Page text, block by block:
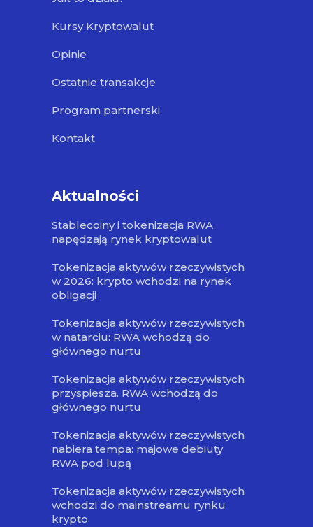
Kursy Kryptowalut
Opinie
Ostatnie transakcje
Program partnerski
Kontakt
Aktualności
Stablecoiny i tokenizacja RWA
napędzają rynek kryptowalut
Tokenizacja aktywów rzeczywistych
w 2026: krypto wchodzi na rynek
obligacji
Tokenizacja aktywów rzeczywistych
w natarciu: RWA wchodzą do
głównego nurtu
Tokenizacja aktywów rzeczywistych
przyspiesza. RWA wchodzą do
głównego nurtu
Tokenizacja aktywów rzeczywistych
nabiera tempa: majowe debiuty
RWA pod lupą
Tokenizacja aktywów rzeczywistych
wchodzi do mainstreamu rynku
krypto